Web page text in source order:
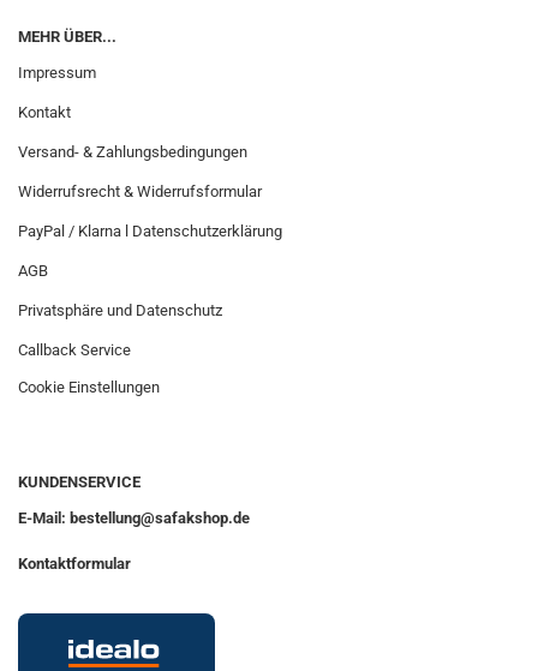
MEHR ÜBER...
Impressum
Kontakt
Versand- & Zahlungsbedingungen
Widerrufsrecht & Widerrufsformular
PayPal / Klarna l Datenschutzerklärung
AGB
Privatsphäre und Datenschutz
Callback Service
Cookie Einstellungen
KUNDENSERVICE
E-Mail: bestellung@safakshop.de
Kontaktformular